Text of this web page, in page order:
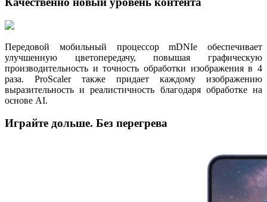
Передовой мобильный процессор mDNIe обеспечивает
улучшенную цветопередачу, повышая графическую
производительность и точность обработки изображения в 4
раза. ProScaler также придает каждому изображению
выразительность и реалистичность благодаря обработке на
основе AI.
Играйте дольше. Без перегрева